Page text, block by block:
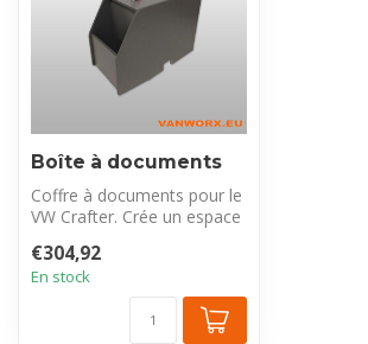
Boîte à documents
Coffre à documents pour le
VW Crafter. Crée un espace
supplémentair...
€304,92
En stock